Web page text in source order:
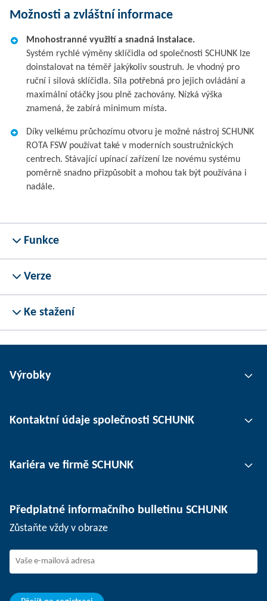
Možnosti a zvláštní informace
Mnohostranné využití a snadná instalace.
Systém rychlé výměny sklíčidla od společnosti SCHUNK lze
doinstalovat na téměř jakýkoliv soustruh. Je vhodný pro
ruční i silová sklíčidla. Síla potřebná pro jejich ovládání a
maximální otáčky jsou plně zachovány. Nízká výška
znamená, že zabírá minimum místa.
Díky velkému průchozímu otvoru je možné nástroj SCHUNK
ROTA FSW používat také v moderních soustružnických
centrech. Stávající upínací zařízení lze novému systému
poměrně snadno přizpůsobit a mohou tak být používána i
nadále.
Funkce
Verze
Ke stažení
Výrobky
Automatizace
Upínání obrobků
Kontaktní údaje společnosti SCHUNK
Pobočky
Události
Kariéra ve firmě SCHUNK
SCHUNK jako zaměstnavatel
Nástup do firmy SCHUNK
Předplatné informačního bulletinu SCHUNK
Zůstaňte vždy v obraze